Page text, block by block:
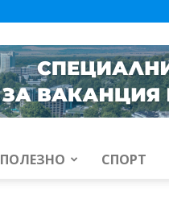
ПОЛЕЗНО СПОРТ